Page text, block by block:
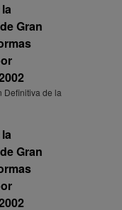
Gran
Definitiva de la
Gran